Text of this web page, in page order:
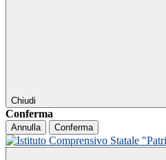
Chiudi
Conferma
Annulla Conferma